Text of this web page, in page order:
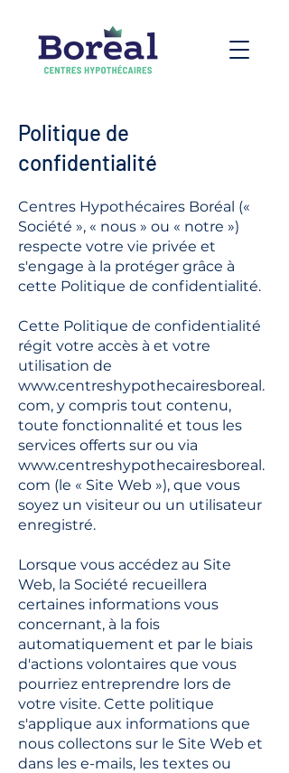
Politique de
confidentialité
Centres Hypothécaires Boréal («
Société », « nous » ou « notre »)
respecte votre vie privée et
s'engage à la protéger grâce à
cette Politique de confidentialité.
Cette Politique de confidentialité
régit votre accès à et votre
utilisation de
www.centreshypothecairesboreal.
com, y compris tout contenu,
toute fonctionnalité et tous les
services offerts sur ou via
www.centreshypothecairesboreal.
com (le « Site Web »), que vous
soyez un visiteur ou un utilisateur
enregistré.
Lorsque vous accédez au Site
Web, la Société recueillera
certaines informations vous
concernant, à la fois
automatiquement et par le biais
d'actions volontaires que vous
pourriez entreprendre lors de
votre visite. Cette politique
s'applique aux informations que
nous collectons sur le Site Web et
dans les e-mails, les textes ou